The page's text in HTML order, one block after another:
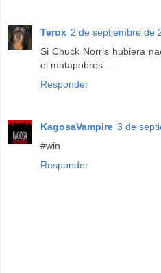
Terox 2 de septiembre de
Si Chuck Norris hubiera
el matapobres...
Responder
KagosaVampire 3 de
#win
Responder